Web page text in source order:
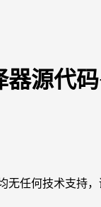
器源代
任何技术支持，